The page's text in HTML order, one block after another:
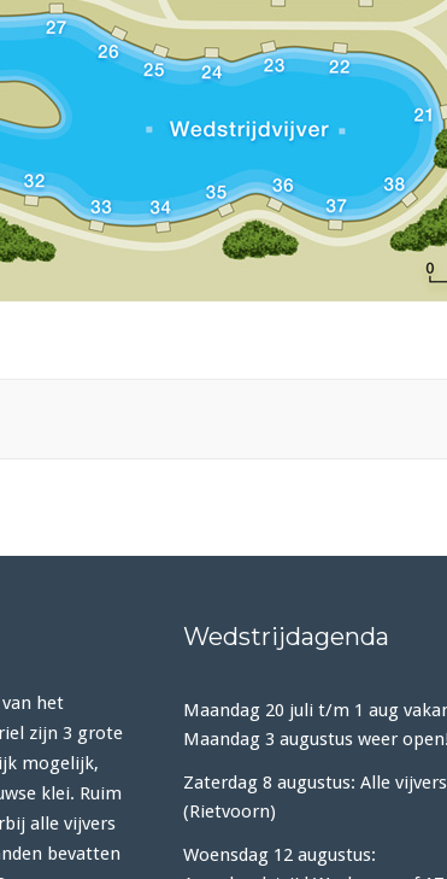
van het
zijn 3 grote
mogelijk,
klei. Ruim
alle vijvers
bevatten
Wedstrijdagenda
Maandag 20 juli t/m 1 aug
Maandag 3 augustus weer open!
Zaterdag 8 augustus: Alle
(Rietvoorn)
Woensdag 12 augustus: